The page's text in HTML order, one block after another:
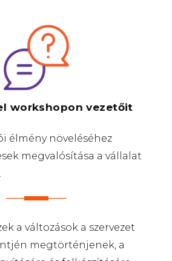
workshopon vezetőit
élmény növeléséhez
megvalósítása a vállalat
a változások a szervezet
megtörténjenek, a